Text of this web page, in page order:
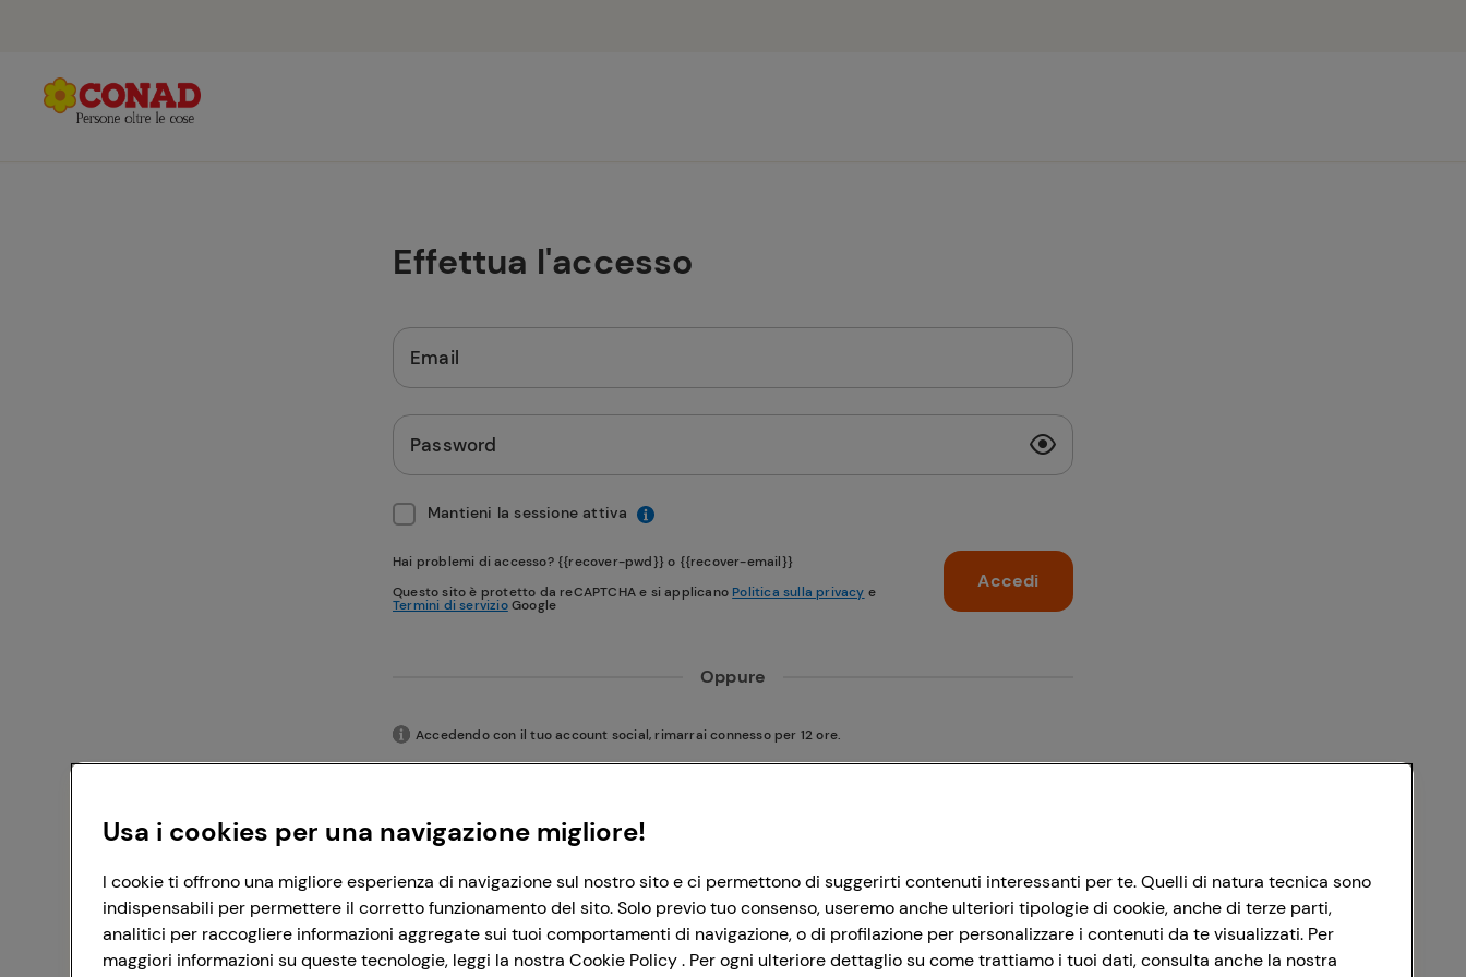
Effettua l'accesso
Email
Password
Mantieni la sessione attiva
Hai problemi di accesso? {{recover-pwd}} o {{recover-email}}
Questo sito è protetto da reCAPTCHA e si applicano Politica sulla privacy e
Termini di servizioGoogle
Accedi
Oppure
Accedendo con il tuo account social, rimarrai connesso per 12 ore.
Accedi con Facebook
Usa i cookies per una navigazione migliore!
I cookie ti offrono una migliore esperienza di navigazione sul nostro sito e ci permettono di suggerirti contenuti interessanti per te. Quelli di natura tecnica sono
indispensabili per permettere il corretto funzionamento del sito. Solo previo tuo consenso, useremo anche ulteriori tipologie di cookie, anche di terze parti,
analitici per raccogliere informazioni aggregate sui tuoi comportamenti di navigazione, o di profilazione per personalizzare i contenuti da te visualizzati. Per
maggiori informazioni su queste tecnologie, leggi la nostra Cookie Policy . Per ogni ulteriore dettaglio su come trattiamo i tuoi dati, consulta anche la nostra